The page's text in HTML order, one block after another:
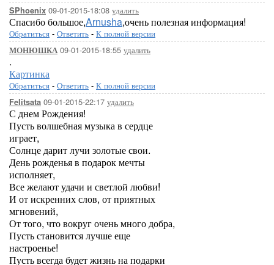
SPhoenix 09-01-2015-18:08 удалить
Спасибо большое,Arnusha,очень полезная информация!
Обратиться - Ответить - К полной версии
МОНЮШКА 09-01-2015-18:55 удалить
.
Картинка
Обратиться - Ответить - К полной версии
Felitsata 09-01-2015-22:17 удалить
С днем Рождения!
Пусть волшебная музыка в сердце
играет,
Солнце дарит лучи золотые свои.
День рожденья в подарок мечты
исполняет,
Все желают удачи и светлой любви!
И от искренних слов, от приятных
мгновений,
От того, что вокруг очень много добра,
Пусть становится лучше еще
настроенье!
Пусть всегда будет жизнь на подарки